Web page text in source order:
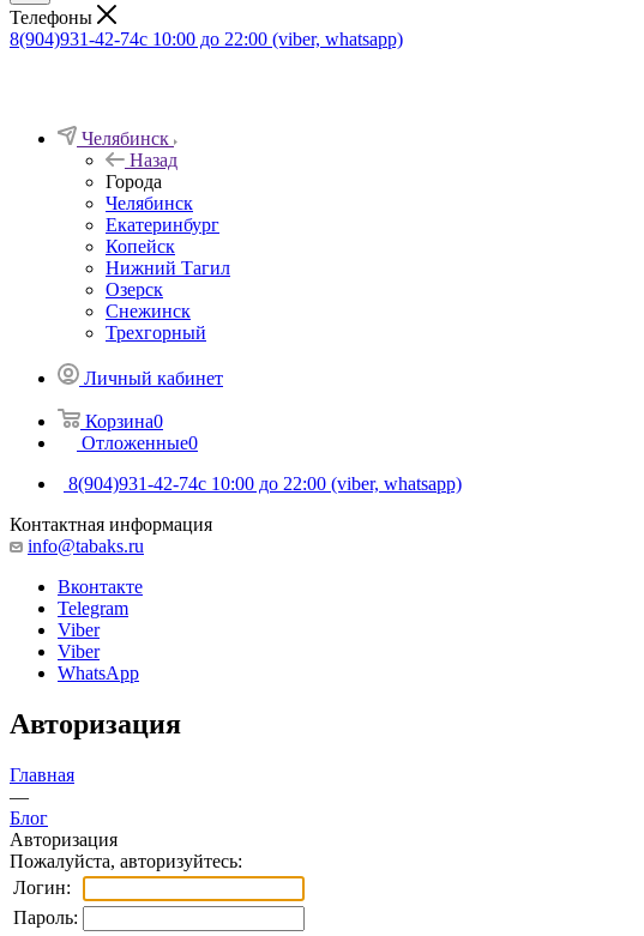
Телефоны
8(904)931-42-74с 10:00 до 22:00 (viber, whatsapp)
Челябинск
Назад
Города
Челябинск
Екатеринбург
Копейск
Нижний Тагил
Озерск
Снежинск
Трехгорный
Личный кабинет
Корзина0
Отложенные0
8(904)931-42-74с 10:00 до 22:00 (viber, whatsapp)
Контактная информация
info@tabaks.ru
Вконтакте
Telegram
Viber
Viber
WhatsApp
Авторизация
Главная
—
Блог
Авторизация
Пожалуйста, авторизуйтесь:
Логин:
Пароль: